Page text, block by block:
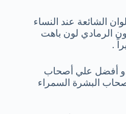
الشائعة عند النساء
الرمادي لون باهت
.
أفضل علي أصحاب
البشرة السمراء